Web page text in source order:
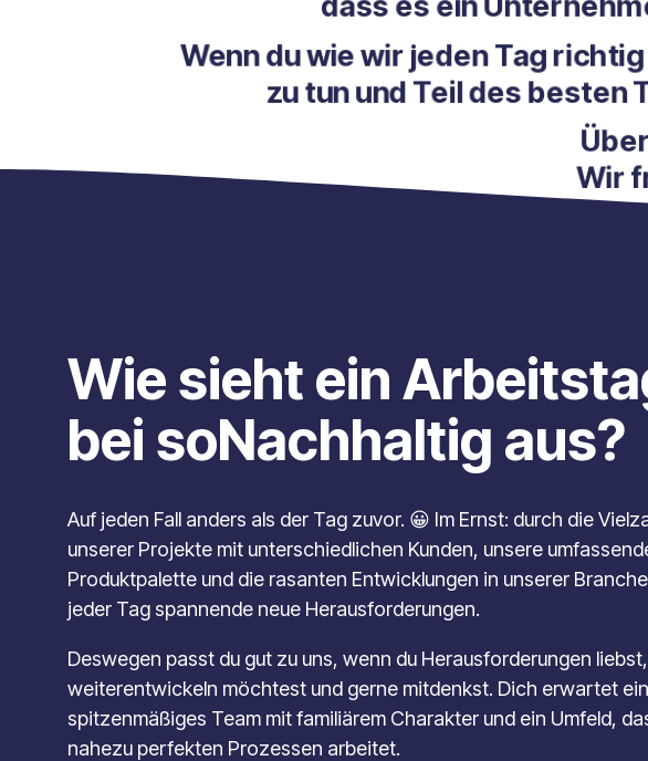
Wenn du wie wir jeden Tag
zu tun und Teil des
Wie sieht ein
bei soNachhaltig aus?
Auf jeden Fall anders als der Tag zuvor. 😀 Im Ernst: durch die
unserer Projekte mit unterschiedlichen Kunden, unsere
Produktpalette und die rasanten Entwicklungen in unserer
jeder Tag spannende neue Herausforderungen.
Deswegen passt du gut zu uns, wenn du Herausforderungen
weiterentwickeln möchtest und gerne mitdenkst. Dich erwartet ein
spitzenmäßiges Team mit familiärem Charakter und ein Umfeld,
nahezu perfekten Prozessen arbeitet.